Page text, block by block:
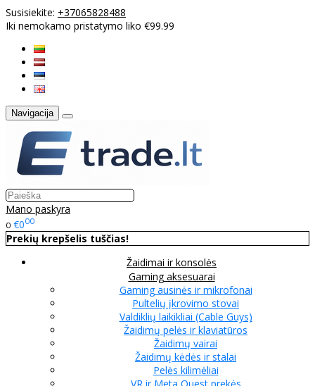
Susisiekite: +37065828488
Iki nemokamo pristatymo liko €99.99
Navigacija
Mano paskyra
0 €000
Prekių krepšelis tuščias!
Žaidimai ir konsolės
Gaming aksesuarai
Gaming ausinės ir mikrofonai
Pultelių įkrovimo stovai
Valdiklių laikikliai (Cable Guys)
Žaidimų pelės ir klaviatūros
Žaidimų vairai
Žaidimų kėdės ir stalai
Pelės kilimėliai
VR ir Meta Quest prekės